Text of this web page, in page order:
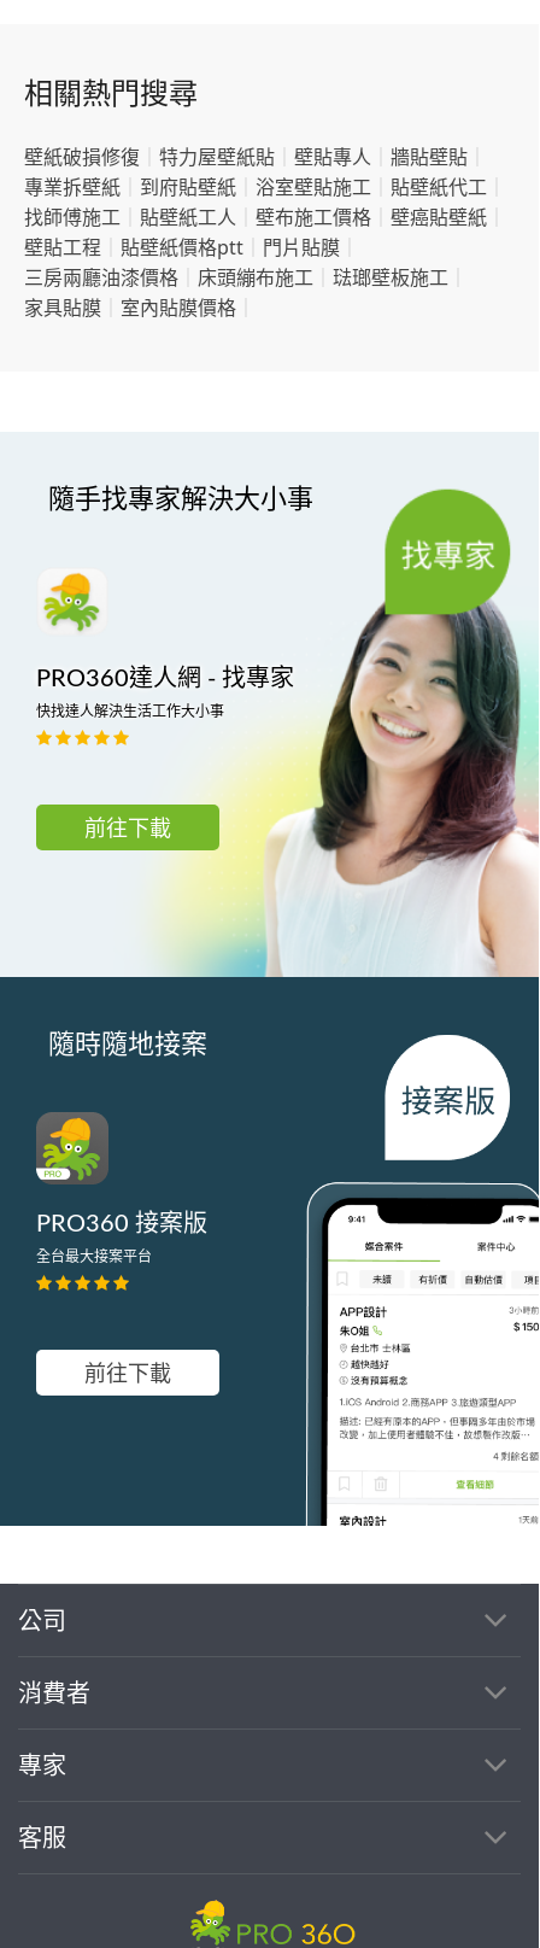
相關熱門搜尋
壁紙破損修復 特力屋壁紙貼 壁貼專人 牆貼壁貼
專業拆壁紙
到府貼壁紙 浴室壁貼施工 貼壁紙代工
找師傅施工
貼壁紙工人 壁布施工價格 壁癌貼壁紙
壁貼工程
貼壁紙價格ptt 門片貼膜
三房兩廳油漆價格
床頭繃布施工 琺瑯壁板施工
家具貼膜
室內貼膜價格
隨手找專家解決大小事
PRO360達人網 - 找專家
快找達人解決生活工作大小事
前往下載
隨時隨地接案
PRO360 接案版
全台最大接案平台
前往下載
公司
消費者
專家
客服
繼續完成